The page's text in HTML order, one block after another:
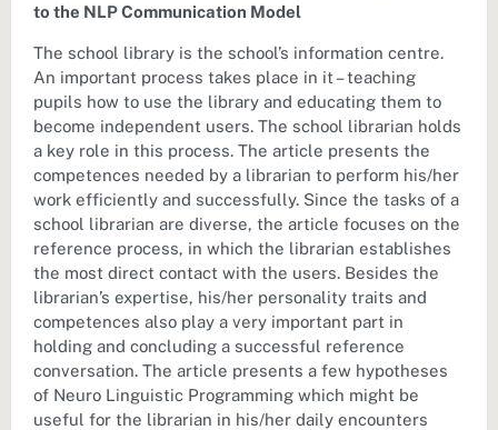
to the NLP Communication Model
The school library is the school’s information centre.
An important process takes place in it – teaching
pupils how to use the library and educating them to
become independent users. The school librarian holds
a key role in this process. The article presents the
competences needed by a librarian to perform his/her
work efficiently and successfully. Since the tasks of a
school librarian are diverse, the article focuses on the
reference process, in which the librarian establishes
the most direct contact with the users. Besides the
librarian’s expertise, his/her personality traits and
competences also play a very important part in
holding and concluding a successful reference
conversation. The article presents a few hypotheses
of Neuro Linguistic Programming which might be
useful for the librarian in his/her daily encounters